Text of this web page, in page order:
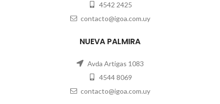
4542 2425
contacto@igoa.com.uy
NUEVA PALMIRA
Avda Artigas 1083
4544 8069
contacto@igoa.com.uy